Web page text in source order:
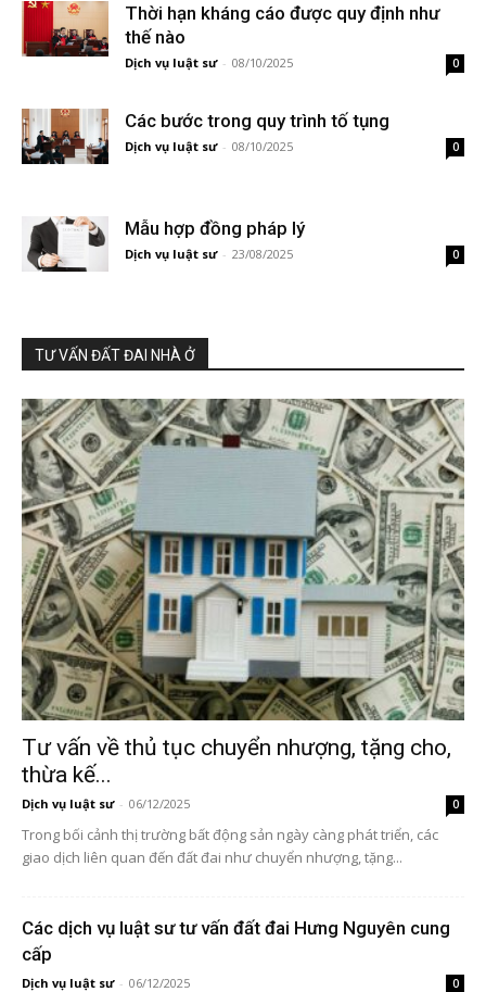
Thời hạn kháng cáo được quy định như
thế nào
Dịch vụ luật sư - 08/10/2025 0
Các bước trong quy trình tố tụng
Dịch vụ luật sư - 08/10/2025 0
Mẫu hợp đồng pháp lý
Dịch vụ luật sư - 23/08/2025 0
TƯ VẤN ĐẤT ĐAI NHÀ Ở
Tư vấn về thủ tục chuyển nhượng, tặng cho,
thừa kế...
Dịch vụ luật sư - 06/12/2025 0
Trong bối cảnh thị trường bất động sản ngày càng phát triển, các
giao dịch liên quan đến đất đai như chuyển nhượng, tặng...
Các dịch vụ luật sư tư vấn đất đai Hưng Nguyên cung
cấp
Dịch vụ luật sư - 06/12/2025 0